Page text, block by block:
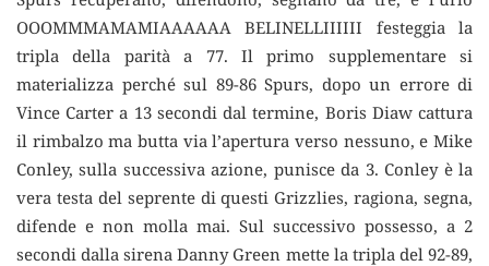
OOOMMMAMAMIAAAAAA BELINELLIIIIII festeggia la
tripla della parità a 77. Il primo supplementare si
materializza perché sul 89-86 Spurs, dopo un errore di
Vince Carter a 13 secondi dal termine, Boris Diaw cattura
il rimbalzo ma butta via l’apertura verso nessuno, e Mike
Conley, sulla successiva azione, punisce da 3. Conley è la
vera testa del seprente di questi Grizzlies, ragiona, segna,
difende e non molla mai. Sul successivo possesso, a 2
secondi dalla sirena Danny Green mette la tripla del 92-89,